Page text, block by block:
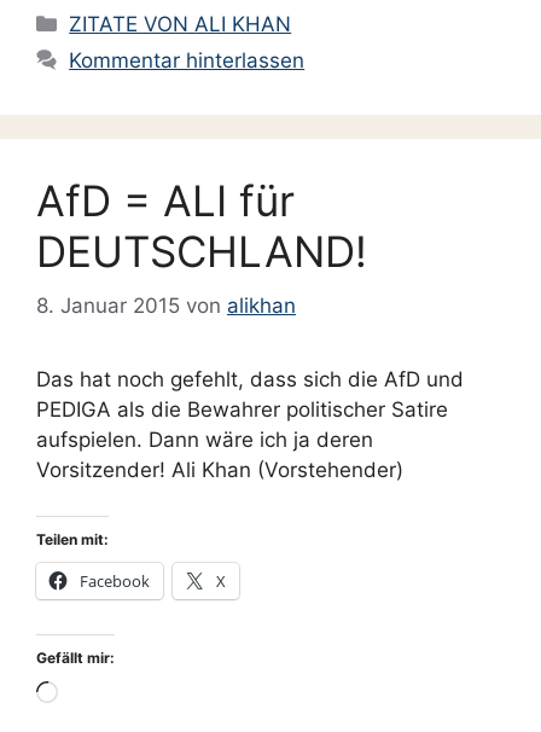
Kategorien
ZITATE VON ALI KHAN
Kommentar hinterlassen
AfD = ALI für
DEUTSCHLAND!
8. Januar 2015 von alikhan
Das hat noch gefehlt, dass sich die AfD und
PEDIGA als die Bewahrer politischer Satire
aufspielen. Dann wäre ich ja deren
Vorsitzender! Ali Khan (Vorstehender)
Teilen mit:
Facebook X
Gefällt mir:
Wird